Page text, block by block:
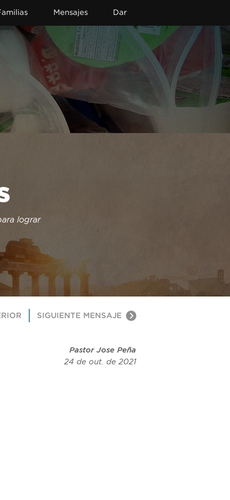
Mensajes Dar
lograr
SIGUIENTE MENSAJE
Pastor Jose Peña
24 de out. de 2021